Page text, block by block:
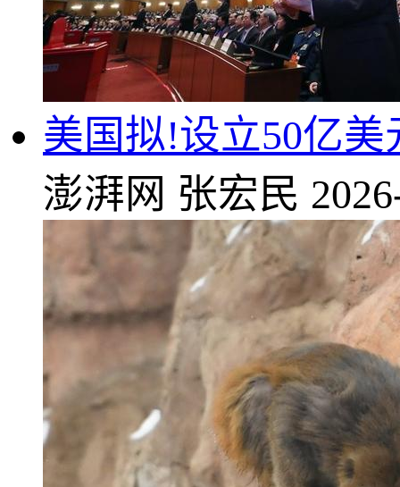
美国拟!设立50亿
澎湃网 张宏民